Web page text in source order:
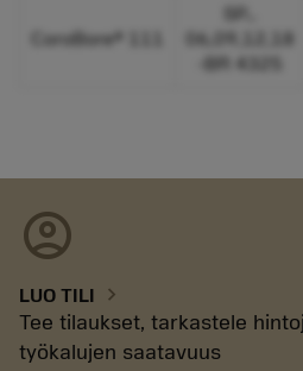
CoroBore® 111
SP…
06,09,12,18
-BR 4325
account_circle
LUO TILI chevron_right
Tee tilaukset, tarkastele
työkalujen saatavuus